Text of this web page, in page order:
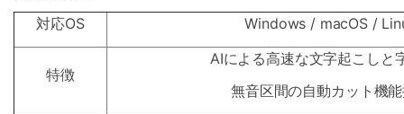
対応OS
Windows / macOS /
特徴
AIによる高速な文字起こしと
無音区間の自動カット機